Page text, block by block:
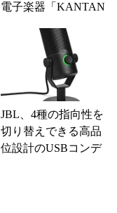
電子楽器「KANTAN
タコード・ゆ...
JBL、4種の指向性を
切り替えできる高品
位設計のUSBコンデ